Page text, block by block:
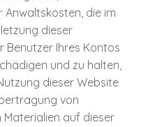
Anwaltskosten, die im
dieser
Benutzer Ihres Kontos
und zu halten,
dieser Website
von
auf dieser